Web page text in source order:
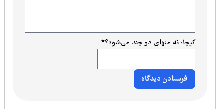
کپچا: نه منهای دو چند می‌شود؟*